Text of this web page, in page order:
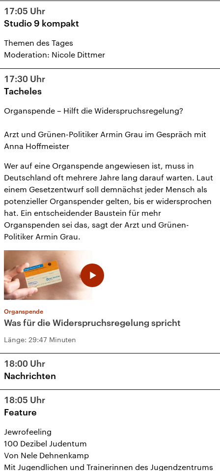
17:05 Uhr
Studio 9 kompakt
Themen des Tages
Moderation: Nicole Dittmer
17:30 Uhr
Tacheles
Organspende – Hilft die Widerspruchsregelung?
Arzt und Grünen-Politiker Armin Grau im Gespräch mit
Anna Hoffmeister
Wer auf eine Organspende angewiesen ist, muss in
Deutschland oft mehrere Jahre lang darauf warten. Laut
einem Gesetzentwurf soll demnächst jeder Mensch als
potenzieller Organspender gelten, bis er widersprochen
hat. Ein entscheidender Baustein für mehr
Organspenden sei das, sagt der Arzt und Grünen-
Politiker Armin Grau.
Organspende
Was für die Widerspruchsregelung spricht
Länge: 29:47 Minuten
18:00 Uhr
Nachrichten
18:05 Uhr
Feature
Jewrofeeling
100 Dezibel Judentum
Von Nele Dehnenkamp
Mit Jugendlichen und Trainerinnen des Jugendzentrums